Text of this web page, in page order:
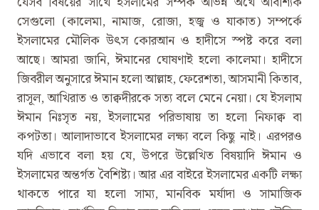
সেগুলো (কালেমা, নামাজ, রোজা, হজ্ব ও যাকাত) সম্পর্কে
ইসলামের মৌলিক উৎস কোরআন ও হাদীসে স্পষ্ট করে বলা
আছে। আমরা জানি, ঈমানের ঘোষণাই হলো কালেমা। হাদীসে
জিবরীল অনুসারে ঈমান হলো আল্লাহ, ফেরেশতা, আসমানী কিতাব,
রাসূল, আখিরাত ও তাক্বদীরকে সত্য বলে মেনে নেয়া। যে ইসলাম
ঈমান নিঃসৃত নয়, ইসলামের পরিভাষায় তা হলো নিফাক্ব বা
কপটতা। আলাদাভাবে ইসলামের লক্ষ্য বলে কিছু নাই। এরপরও
যদি এভাবে বলা হয় যে, উপরে উল্লেখিত বিষয়াদি ঈমান ও
ইসলামের অন্তর্গত বৈশিষ্ট্য। আর এর বাইরে ইসলামের একটি লক্ষ্য
থাকতে পারে যা হলো সাম্য, মানবিক মর্যাদা ও সামাজিক